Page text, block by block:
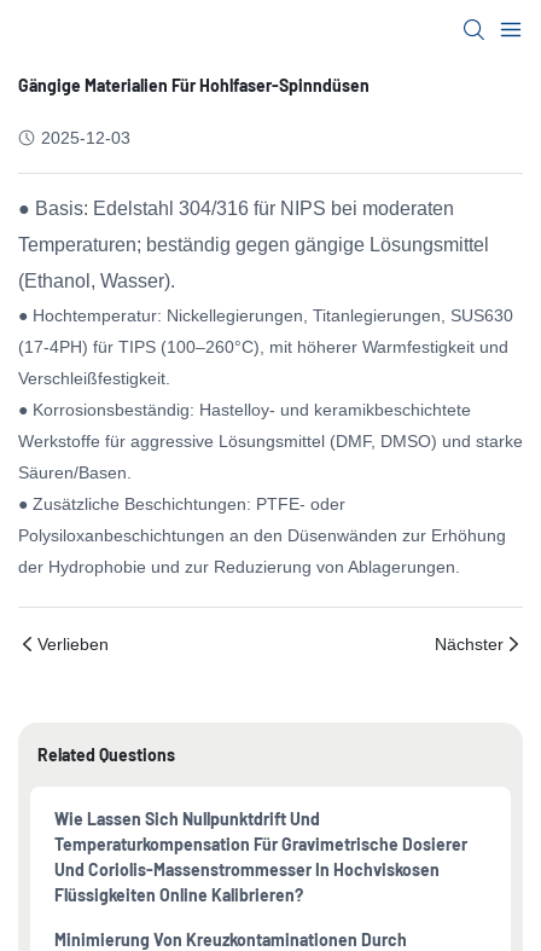
Gängige Materialien Für Hohlfaser-Spinndüsen
2025-12-03
● Basis: Edelstahl 304/316 für NIPS bei moderaten
Temperaturen; beständig gegen gängige Lösungsmittel
(Ethanol, Wasser).
● Hochtemperatur: Nickellegierungen, Titanlegierungen, SUS630
(17-4PH) für TIPS (100–260°C), mit höherer Warmfestigkeit und
Verschleißfestigkeit.
● Korrosionsbeständig: Hastelloy- und keramikbeschichtete
Werkstoffe für aggressive Lösungsmittel (DMF, DMSO) und starke
Säuren/Basen.
● Zusätzliche Beschichtungen: PTFE- oder
Polysiloxanbeschichtungen an den Düsenwänden zur Erhöhung
der Hydrophobie und zur Reduzierung von Ablagerungen.
Verlieben Nächster
Related Questions
Wie Lassen Sich Nullpunktdrift Und
Temperaturkompensation Für Gravimetrische Dosierer
Und Coriolis-Massenstrommesser In Hochviskosen
Flüssigkeiten Online Kalibrieren?
Minimierung Von Kreuzkontaminationen Durch